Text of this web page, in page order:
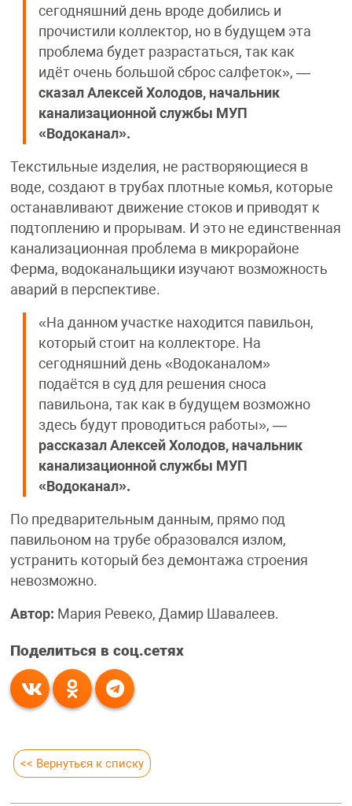
сегодняшний день вроде добились и
прочистили коллектор, но в будущем эта
проблема будет разрастаться, так как
идёт очень большой сброс салфеток», —
сказал Алексей Холодов, начальник
канализационной службы МУП
«Водоканал».
Текстильные изделия, не растворяющиеся в
воде, создают в трубах плотные комья, которые
останавливают движение стоков и приводят к
подтоплению и прорывам. И это не единственная
канализационная проблема в микрорайоне
Ферма, водоканальщики изучают возможность
аварий в перспективе.
«На данном участке находится павильон,
который стоит на коллекторе. На
сегодняшний день «Водоканалом»
подаётся в суд для решения сноса
павильона, так как в будущем возможно
здесь будут проводиться работы», —
рассказал Алексей Холодов, начальник
канализационной службы МУП
«Водоканал».
По предварительным данным, прямо под
павильоном на трубе образовался излом,
устранить который без демонтажа строения
невозможно.
Автор: Мария Ревеко, Дамир Шавалеев.
Поделиться в соц.сетях
<< Вернуться к списку